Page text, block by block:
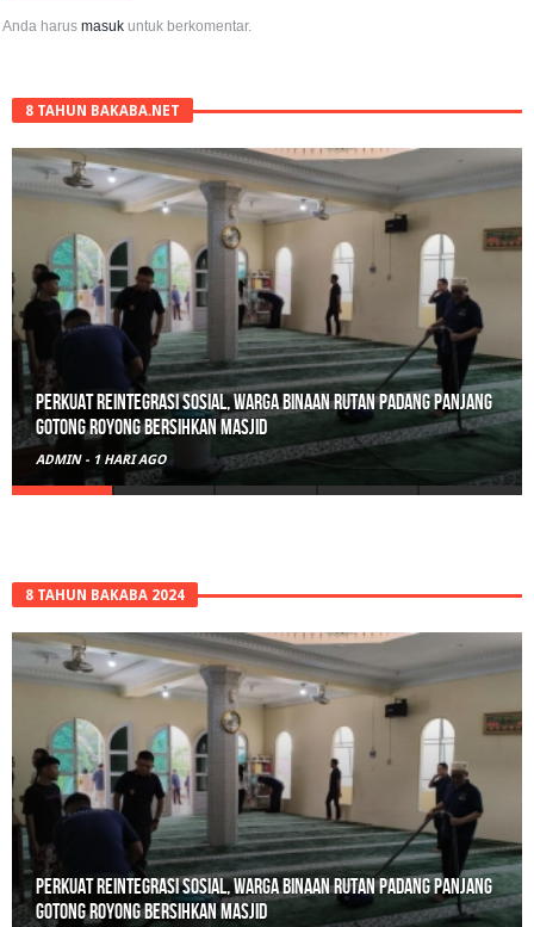
Anda harusmasuk untuk berkomentar.
8 TAHUN BAKABA.NET
Perkuat Reintegrasi Sosial, Warga Binaan Rutan Padang Panjang
Gotong Royong Bersihkan Masjid
ADMIN - 1 HARI AGO
8 TAHUN BAKABA 2024
Perkuat Reintegrasi Sosial, Warga Binaan Rutan Padang Panjang
Gotong Royong Bersihkan Masjid